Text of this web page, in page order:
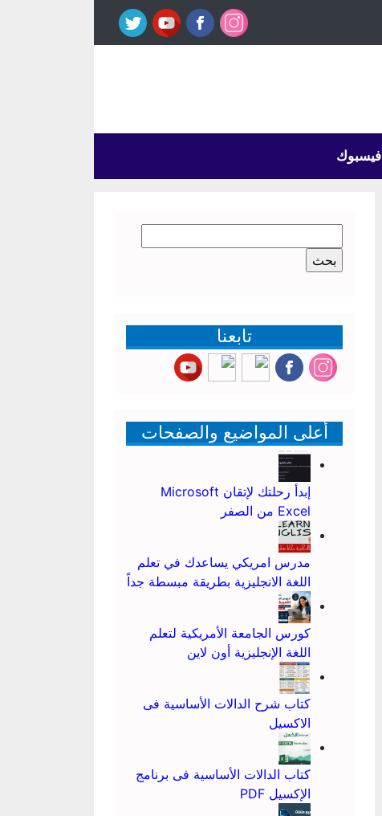
فيسبوك
عن:
تابعنا
أعلى المواضيع والصفحات
إبدأ رحلتك لإتقان Microsoft
Excel من الصفر
مدرس امريكي يساعدك في تعلم
اللغة الانجليزية بطريقة مبسطة جداً
كورس الجامعة الأمريكية لتعلم
اللغة الإنجليزية أون لاين
كتاب شرح الدالات الأساسية فى
الاكسيل
كتاب الدالات الأساسية فى برنامج
الإكسيل PDF